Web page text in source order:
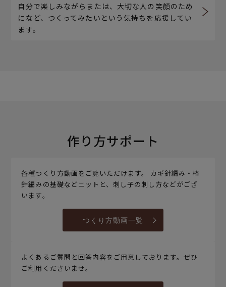
自分で楽しみながらまたは、大切な人の笑顔のため
になど、つくってみたいという気持ちを応援してい
ます。
作り方サポート
各種つくり方動画をご覧いただけます。 カギ針編み・棒
針編みの基礎などニットと、刺し子の刺し方などがござ
います。
つくり方動画一覧
よくあるご質問と回答内容をご用意しております。ぜひ
ご利用くださいませ。